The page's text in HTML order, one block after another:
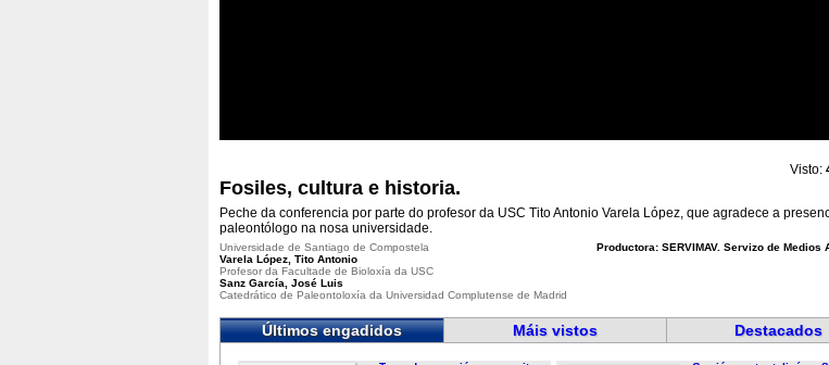
Visto:
Fosiles, cultura e historia.
Peche da conferencia por parte do profesor da USC Tito Antonio Varela López, que agradece a
paleontólogo na nosa universidade.
Productora: SERVIMAV. Servizo de Medios
Universidade de Santiago de Compostela
Varela López, Tito Antonio
Profesor da Facultade de Bioloxía da USC
Sanz García, José Luis
Catedrático de Paleontoloxía da Universidad Complutense de Madrid
Últimos engadidos Máis vistos Destacados